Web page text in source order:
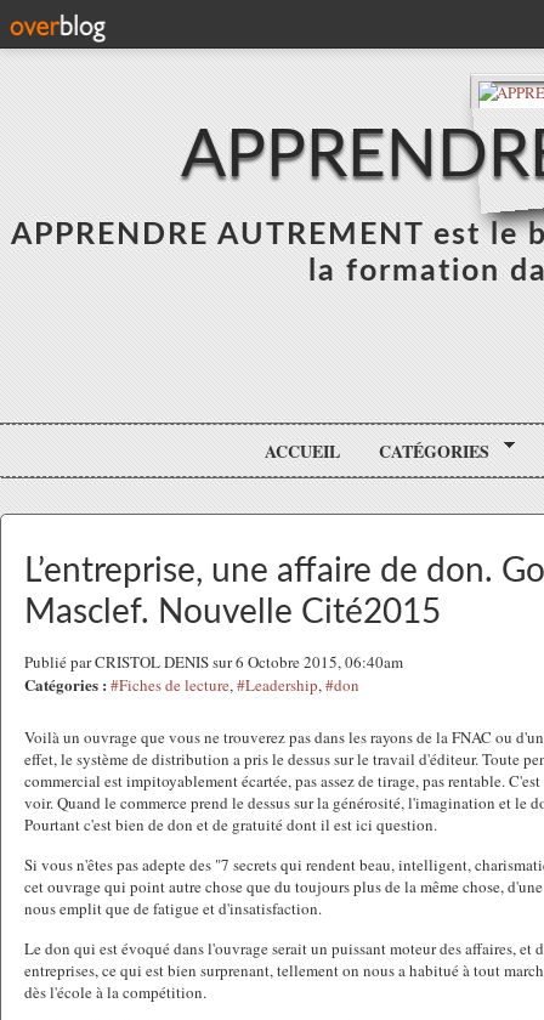
APPRENDRE AUTREMENT est
la formation
ACCUEIL CATÉGORIES
L’entreprise, une affaire de don.
Masclef. Nouvelle Cité2015
Publié par CRISTOL DENIS sur 6 Octobre 2015, 06:40am
Catégories : #Fiches de lecture,#Leadership,#don
Voilà un ouvrage que vous ne trouverez pas dans les rayons de la FNAC ou
effet, le système de distribution a pris le dessus sur le travail d'éditeur. Toute
commercial est impitoyablement écartée, pas assez de tirage, pas rentable.
voir. Quand le commerce prend le dessus sur la générosité, l'imagination et le
Pourtant c'est bien de don et de gratuité dont il est ici question.
Si vous n'êtes pas adepte des "7 secrets qui rendent beau, intelligent,
cet ouvrage qui point autre chose que du toujours plus de la même chose,
nous emplit que de fatigue et d'insatisfaction.
Le don qui est évoqué dans l'ouvrage serait un puissant moteur des affaires, et
entreprises, ce qui est bien surprenant, tellement on nous a habitué à tout
dès l'école à la compétition.